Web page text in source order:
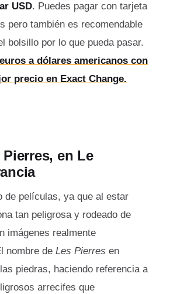
USD. Puedes pagar con tarjeta
pero también es recomendable
bolsillo por lo que pueda pasar.
a dólares americanos con
precio en Exact Change.
en Le
de películas, ya que al estar
tan peligrosa y rodeado de
imágenes realmente
nombre de Les Pierres en
piedras, haciendo referencia a
arrecifes que